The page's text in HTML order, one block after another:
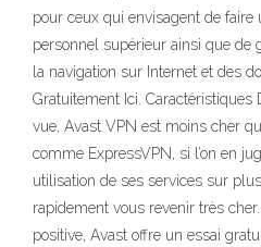
pour ceux qui envisagent de faire
personnel supérieur ainsi que de
la navigation sur Internet et des
Gratuitement Ici.
vue, Avast VPN est moins cher
comme ExpressVPN, si l’on en
utilisation de ses services sur
rapidement vous revenir très
positive, Avast offre un essai